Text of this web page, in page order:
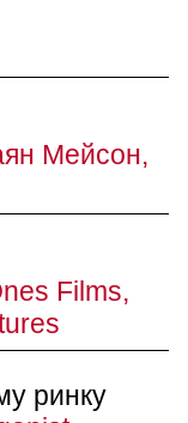
Мейсон,
Films,
ринку